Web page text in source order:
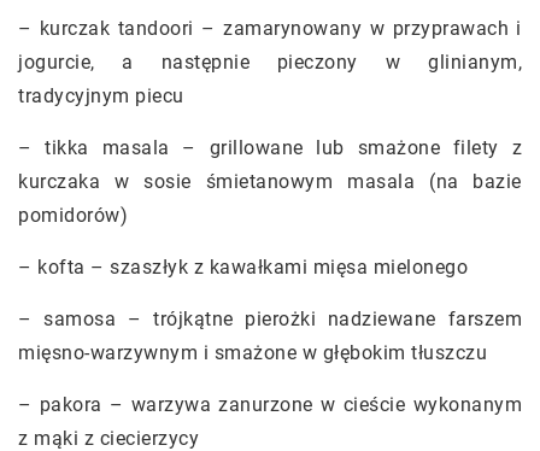
– kurczak tandoori – zamarynowany w przyprawach i
jogurcie, a następnie pieczony w glinianym,
tradycyjnym piecu
– tikka masala – grillowane lub smażone filety z
kurczaka w sosie śmietanowym masala (na bazie
pomidorów)
– kofta – szaszłyk z kawałkami mięsa mielonego
– samosa – trójkątne pierożki nadziewane farszem
mięsno-warzywnym i smażone w głębokim tłuszczu
– pakora – warzywa zanurzone w cieście wykonanym
z mąki z ciecierzycy